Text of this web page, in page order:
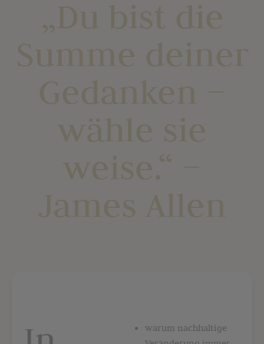
„Du bist die
Summe deiner
Gedanken –
wähle sie
weise.“ –
James Allen
warum nachhaltige